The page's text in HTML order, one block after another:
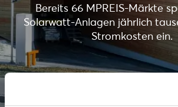
Bereits 66 MPREIS-Märkte
Solarwatt-Anlagen jährlich
Stromkosten ein.